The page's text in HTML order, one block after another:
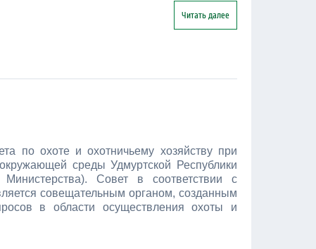
Читать далее
по охоте и охотничьему хозяйству при
среды Удмуртской Республики
Совет в соответствии с
совещательным органом, созданным
в области осуществления охоты и